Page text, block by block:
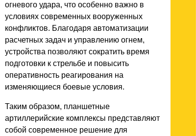
огневого удара, что особенно важно в
условиях современных вооруженных
конфликтов. Благодаря автоматизации
расчетных задач и управлению огнем,
устройства позволяют сократить время
подготовки к стрельбе и повысить
оперативность реагирования на
изменяющиеся боевые условия.
Таким образом, планшетные
артиллерийские комплексы представляют
собой современное решение для